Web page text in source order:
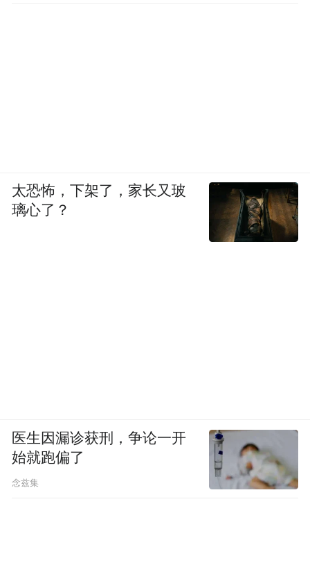
太恐怖，下架了，家长又玻
璃心了？
医生因漏诊获刑，争论一开
始就跑偏了
念兹集